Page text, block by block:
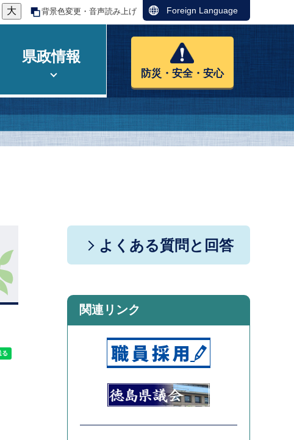
大 背景色変更・音声読み上げ Foreign Language
県政情報
防災・安全・安心
よくある質問と回答
関連リンク